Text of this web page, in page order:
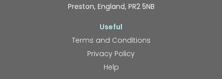
Preston, England, PR2 5NB
Useful
Terms and Conditions
Privacy Policy
Help